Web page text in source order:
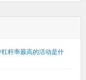
杆率最高的活动是什